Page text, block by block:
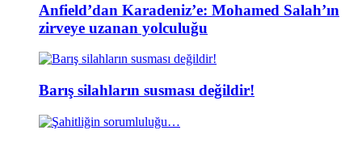
Anfield’dan Karadeniz’e: Mohamed Salah’ın
zirveye uzanan yolculuğu
Barış silahların susması değildir!